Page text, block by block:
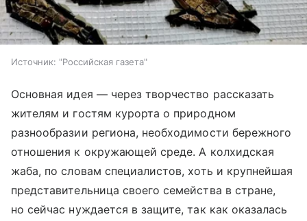
Источник: "Российская газета"
Основная идея — через творчество рассказать
жителям и гостям курорта о природном
разнообразии региона, необходимости бережного
отношения к окружающей среде. А колхидская
жаба, по словам специалистов, хоть и крупнейшая
представительница своего семейства в стране,
но сейчас нуждается в защите, так как оказалась